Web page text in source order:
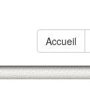
Accueil